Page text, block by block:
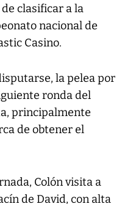
clasificar a la
nacional de
Casino.
la pelea por
ronda del
principalmente
de obtener el
Colón visita a
de David, con alta